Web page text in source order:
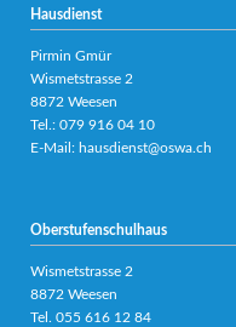
Hausdienst
Pirmin Gmür
Wismetstrasse 2
8872 Weesen
Tel.: 079 916 04 10
E-Mail: hausdienst@oswa.ch
Oberstufenschulhaus
Wismetstrasse 2
8872 Weesen
Tel. 055 616 12 84